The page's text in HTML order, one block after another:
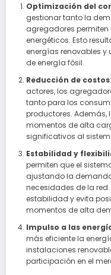
Optimización del
gestionar tanto la
agregadores permiten
energéticos. Esto
energías renovables y
de energía fósil.
Reducción de costos
actores, los
tanto para los
productores.
momentos de alta
significativos al
Estabilidad y
permiten que el
ajustando la
necesidades de la
estabilidad y evita
momentos de alta
Impulso a las
más eficiente la
instalaciones
participación en el